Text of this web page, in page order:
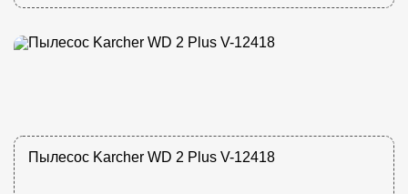
Пылесос Karcher WD 2 Plus V-12418